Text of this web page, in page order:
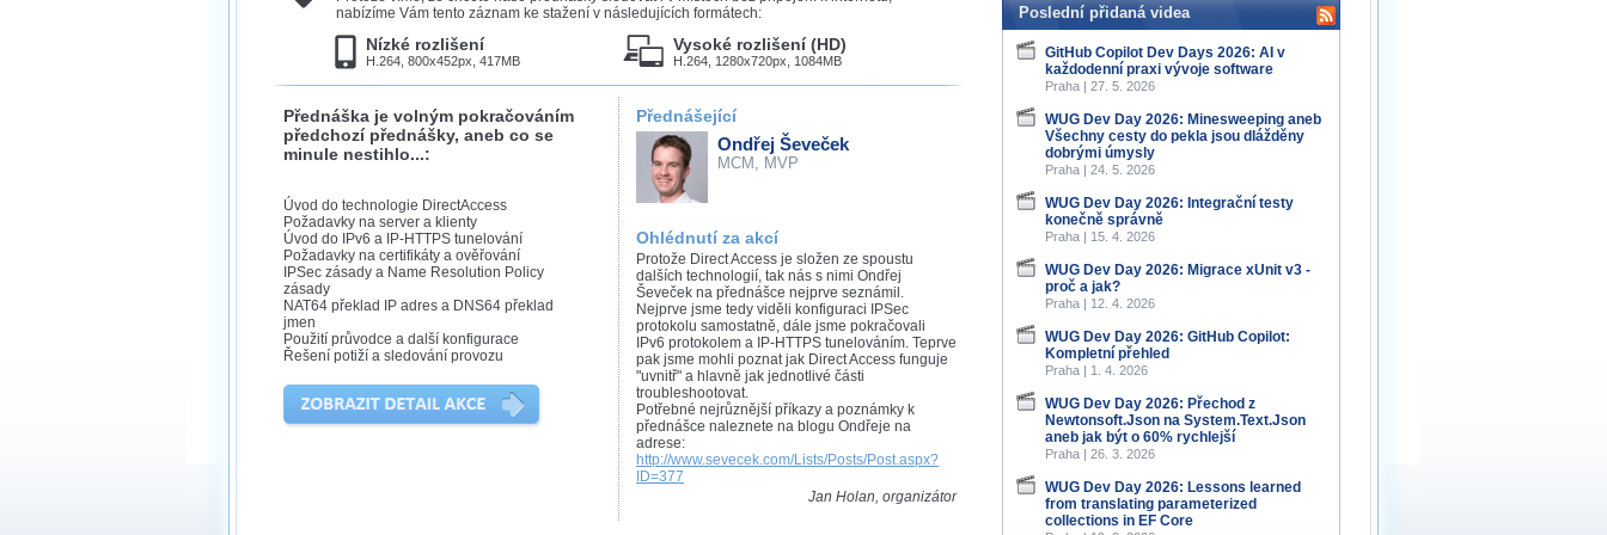
nabízíme Vám tento záznam ke stažení v následujících formátech:
Nízké rozlišení
H.264, 800x452px, 417MB
Vysoké rozlišení (HD)
H.264, 1280x720px, 1084MB
Přednáška je volným pokračováním
předchozí přednášky, aneb co se
minule nestihlo...:
Úvod do technologie DirectAccess
Požadavky na server a klienty
Úvod do IPv6 a IP-HTTPS tunelování
Požadavky na certifikáty a ověřování
IPSec zásady a Name Resolution Policy
zásady
NAT64 překlad IP adres a DNS64 překlad
jmen
Použití průvodce a další konfigurace
Řešení potiží a sledování provozu
Přednášející
Ondřej Ševeček
MCM, MVP
Ohlédnutí za akcí
Protože Direct Access je složen ze spoustu
dalších technologií, tak nás s nimi Ondřej
Ševeček na přednášce nejprve seznámil.
Nejprve jsme tedy viděli konfiguraci IPSec
protokolu samostatně, dále jsme pokračovali
IPv6 protokolem a IP-HTTPS tunelováním. Teprve
pak jsme mohli poznat jak Direct Access funguje
"uvnitř" a hlavně jak jednotlivé části
troubleshootovat.
Potřebné nejrůznější příkazy a poznámky k
přednášce naleznete na blogu Ondřeje na
adrese:
http://www.sevecek.com/Lists/Posts/Post.aspx?
ID=377
Jan Holan, organizátor
Poslední přidaná videa
GitHub Copilot Dev Days 2026: AI v
každodenní praxi vývoje software
Praha | 27. 5. 2026
WUG Dev Day 2026: Minesweeping aneb
Všechny cesty do pekla jsou dlážděny
dobrými úmysly
Praha | 24. 5. 2026
WUG Dev Day 2026: Integrační testy
konečně správně
Praha | 15. 4. 2026
WUG Dev Day 2026: Migrace xUnit v3 -
proč a jak?
Praha | 12. 4. 2026
WUG Dev Day 2026: GitHub Copilot:
Kompletní přehled
Praha | 1. 4. 2026
WUG Dev Day 2026: Přechod z
Newtonsoft.Json na System.Text.Json
aneb jak být o 60% rychlejší
Praha | 26. 3. 2026
WUG Dev Day 2026: Lessons learned
from translating parameterized
collections in EF Core